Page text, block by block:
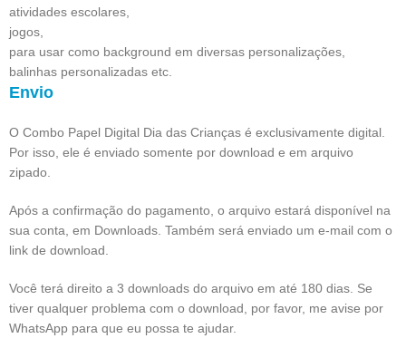
atividades escolares,
jogos,
para usar como background em diversas personalizações,
balinhas personalizadas etc.
Envio
O Combo Papel Digital Dia das Crianças é exclusivamente digital.
Por isso, ele é enviado somente por download e em arquivo
zipado.
Após a confirmação do pagamento, o arquivo estará disponível na
sua conta, em Downloads. Também será enviado um e-mail com o
link de download.
Você terá direito a 3 downloads do arquivo em até 180 dias. Se
tiver qualquer problema com o download, por favor, me avise por
WhatsApp para que eu possa te ajudar.